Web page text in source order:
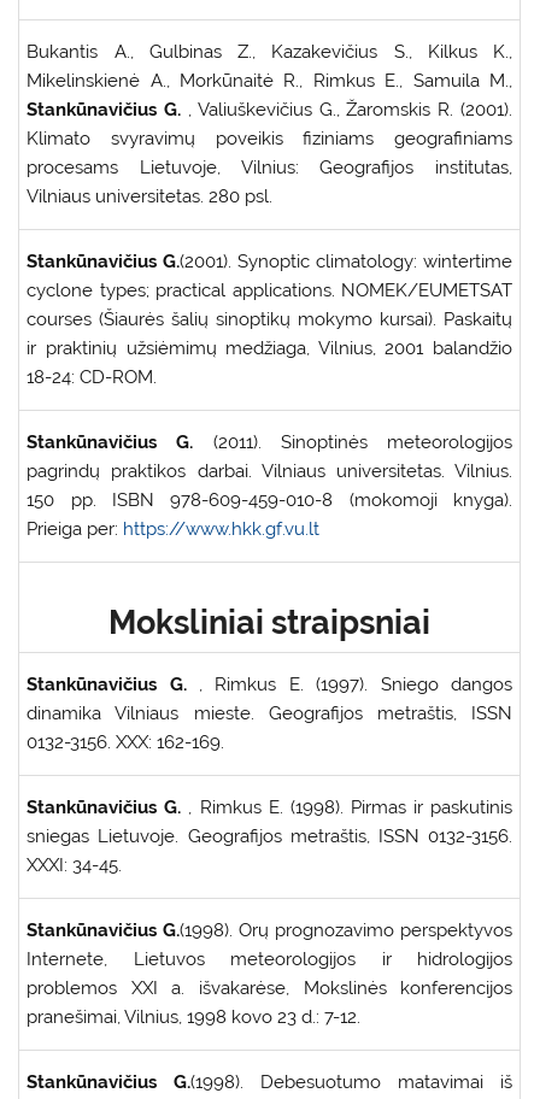
Bukantis A., Gulbinas Z., Kazakevičius S., Kilkus K.,
Mikelinskienė A., Morkūnaitė R., Rimkus E., Samuila M.,
Stankūnavičius G. , Valiuškevičius G., Žaromskis R. (2001).
Klimato svyravimų poveikis fiziniams geografiniams
procesams Lietuvoje, Vilnius: Geografijos institutas,
Vilniaus universitetas. 280 psl.
Stankūnavičius G.(2001). Synoptic climatology: wintertime
cyclone types; practical applications. NOMEK/EUMETSAT
courses (Šiaurės šalių sinoptikų mokymo kursai). Paskaitų
ir praktinių užsiėmimų medžiaga, Vilnius, 2001 balandžio
18-24: CD-ROM.
Stankūnavičius G. (2011). Sinoptinės meteorologijos
pagrindų praktikos darbai. Vilniaus universitetas. Vilnius.
150 pp. ISBN 978-609-459-010-8 (mokomoji knyga).
Prieiga per: https://www.hkk.gf.vu.lt
Moksliniai straipsniai
Stankūnavičius G. , Rimkus E. (1997). Sniego dangos
dinamika Vilniaus mieste. Geografijos metraštis, ISSN
0132-3156. XXX: 162-169.
Stankūnavičius G. , Rimkus E. (1998). Pirmas ir paskutinis
sniegas Lietuvoje. Geografijos metraštis, ISSN 0132-3156.
XXXI: 34-45.
Stankūnavičius G.(1998). Orų prognozavimo perspektyvos
Internete, Lietuvos meteorologijos ir hidrologijos
problemos XXI a. išvakarėse, Mokslinės konferencijos
pranešimai, Vilnius, 1998 kovo 23 d.: 7-12.
Stankūnavičius G.(1998). Debesuotumo matavimai iš